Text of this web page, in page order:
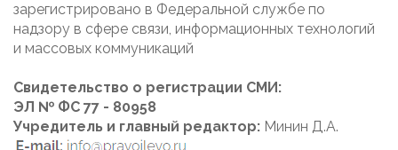
зарегистрировано в Федеральной службе по
надзору в сфере связи, информационных технологий
и массовых коммуникаций
Свидетельство о регистрации СМИ:
ЭЛ № ФС 77 - 80958
Учредитель и главный редактор: Минин Д.А.